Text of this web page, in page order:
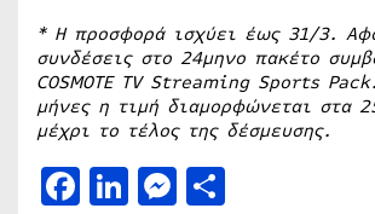
* Η προσφορά ισχύει έως 31/3.
συνδέσεις στο 24μηνο πακέτο
COSMOTE TV Streaming Sports Pack
μήνες η τιμή διαμορφώνεται στα
μέχρι το τέλος της δέσμευσης.
Facebook
LinkedIn
Messenger